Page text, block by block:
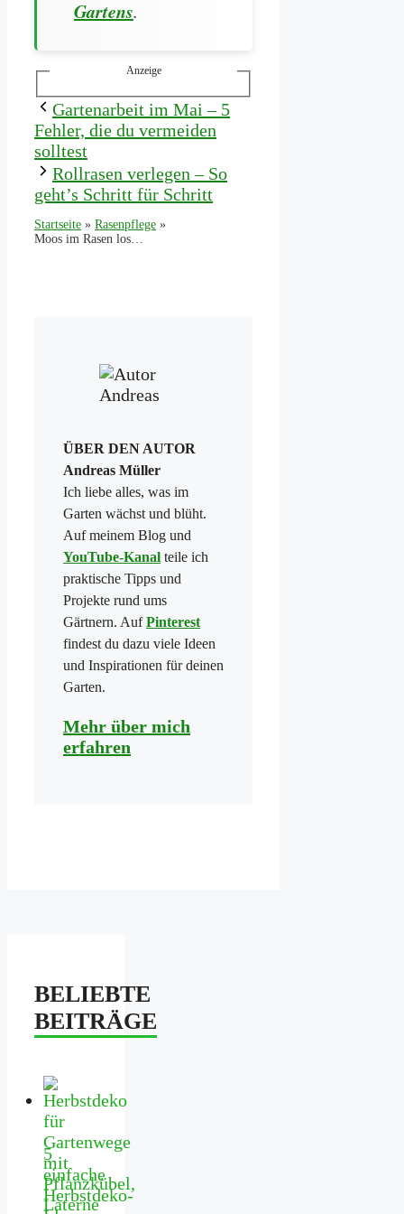
Gartens.
Anzeige
Gartenarbeit im Mai – 5
Fehler, die du vermeiden
solltest
Rollrasen verlegen – So
geht’s Schritt für Schritt
Startseite » Rasenpflege »
ÜBER DEN AUTOR
Andreas Müller
Ich liebe alles, was im
Garten wächst und blüht.
Auf meinem Blog und
YouTube-Kanal teile ich
praktische Tipps und
Projekte rund ums
Gärtnern. AufPinterest
findest du dazu viele Ideen
und Inspirationen für deinen
Garten.
Mehr über mich
erfahren
BELIEBTE
BEITRÄGE
5
einfache
Herbstdeko-